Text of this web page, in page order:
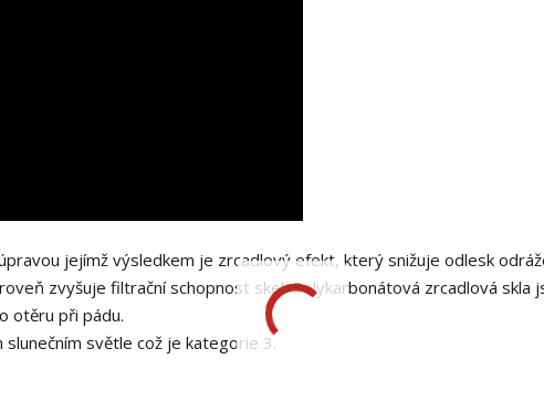
jejímž výsledkem je zrcadlový efekt, který snižuje odlesk
zvyšuje filtrační schopnost skel. Polykarbonátová zrcadlová skla
otěru při pádu.
slunečním světle což je kategorie 3.